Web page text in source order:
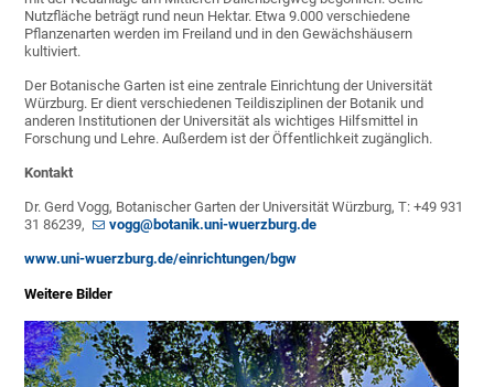
Nutzfläche beträgt rund neun Hektar. Etwa 9.000 verschiedene
Pflanzenarten werden im Freiland und in den Gewächshäusern
kultiviert.
Der Botanische Garten ist eine zentrale Einrichtung der Universität
Würzburg. Er dient verschiedenen Teildisziplinen der Botanik und
anderen Institutionen der Universität als wichtiges Hilfsmittel in
Forschung und Lehre. Außerdem ist der Öffentlichkeit zugänglich.
Kontakt
Dr. Gerd Vogg, Botanischer Garten der Universität Würzburg, T: +49 931
31 86239,
vogg@botanik.uni-wuerzburg.de
www.uni-wuerzburg.de/einrichtungen/bgw
Weitere Bilder